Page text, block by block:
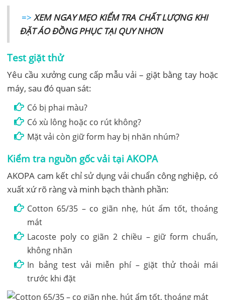
=>XEM NGAY MẸO KIỂM TRA CHẤT LƯỢNG KHI
ĐẶT ÁO ĐỒNG PHỤC TẠI QUY NHƠN
Test giặt thử
Yêu cầu xưởng cung cấp mẫu vải – giặt bằng tay hoặc
máy, sau đó quan sát:
Có bị phai màu?
Có xù lông hoặc co rút không?
Mặt vải còn giữ form hay bị nhăn nhúm?
Kiểm tra nguồn gốc vải tại AKOPA
AKOPA cam kết chỉ sử dụng vải chuẩn công nghiệp, có
xuất xứ rõ ràng và minh bạch thành phần:
Cotton 65/35 – co giãn nhẹ, hút ẩm tốt, thoáng
mát
Lacoste poly co giãn 2 chiều – giữ form chuẩn,
không nhăn
In bảng test vải miễn phí – giặt thử thoải mái
trước khi đặt